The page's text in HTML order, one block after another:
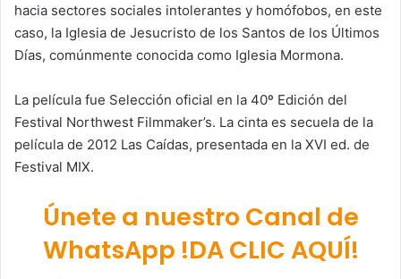
hacia sectores sociales intolerantes y homófobos, en este
caso, la Iglesia de Jesucristo de los Santos de los Últimos
Días, comúnmente conocida como Iglesia Mormona.
La película fue Selección oficial en la 40º Edición del
Festival Northwest Filmmaker’s. La cinta es secuela de la
película de 2012 Las Caídas, presentada en la XVI ed. de
Festival MIX.
Únete a nuestro Canal de
WhatsApp !DA CLIC AQUÍ!